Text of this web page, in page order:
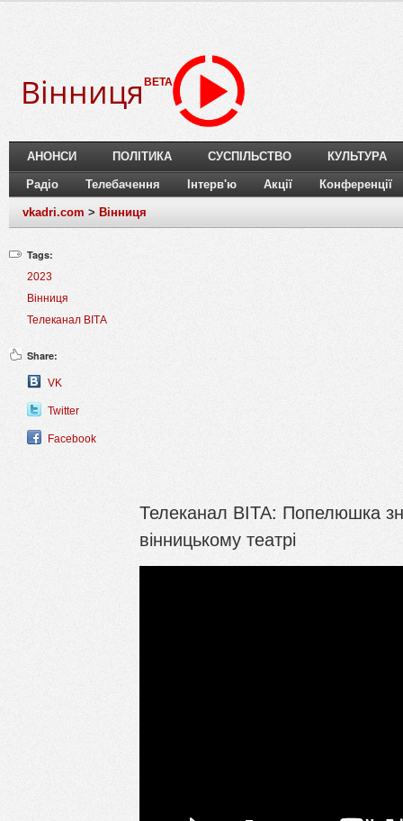
Вінниця BETA
АНОНСИ ПОЛІТИКА СУСПІЛЬСТВО КУЛЬТУРА
Радіо Телебачення Інтерв'ю Акції Конференції
vkadri.com > Вінниця
Tags:
2023
Вінниця
Телеканал ВІТА
Share:
VK
Twitter
Facebook
Телеканал ВІТА: Попелюшка
вінницькому театрі